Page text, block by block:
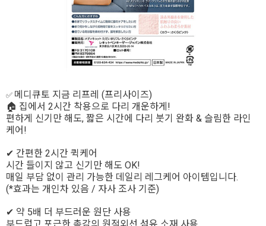
✅ 메디큐토 지금 리프레 (프리사이즈)
🏠 집에서 2시간 착용으로 다리 개운하게!
편하게 신기만 해도, 짧은 시간에 다리 붓기 완화 & 슬림한 라인
케어!
✔ 간편한 2시간 퀵케어
시간 들이지 않고 신기만 해도 OK!
매일 부담 없이 관리 가능한 데일리 레그케어 아이템입니다.
(*효과는 개인차 있음 / 자사 조사 기준)
✔ 약 5배 더 부드러운 원단 사용